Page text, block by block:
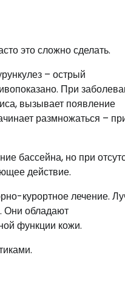
это сложно сделать.
– острый
При
вызывает появление
размножаться –
бассейна, но при
действие.
курортное лечение.
Они обладают
функции кожи.